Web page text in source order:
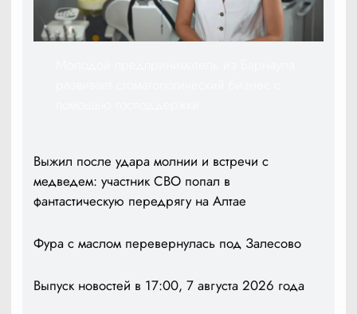
Выжил после удара молнии и встречи с
медведем: участник СВО попал в
фантастическую передрягу на Алтае
Фура с маслом перевернулась под Залесово
Выпуск новостей в 17:00, 7 августа 2026 года